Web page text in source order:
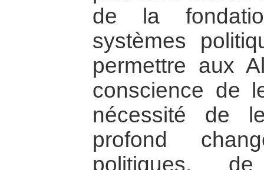
de la
systèmes
permettre aux
conscience de
nécessité de
profond
politiques,